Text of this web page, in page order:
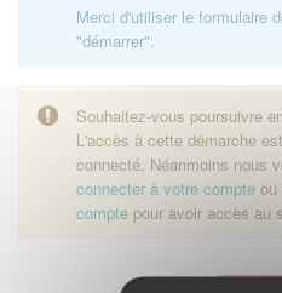
Merci d'utiliser le formulaire
"démarrer".
Souhaitez-vous poursuivre
L'accès à cette démarche
connecté. Néanmoins nous
connecter à votre compte ou
compte pour avoir accès au